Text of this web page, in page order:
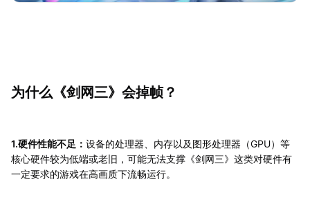
为什么《剑网三》会掉帧？
1.硬件性能不足： 设备的处理器、内存以及图形处理器（GPU）等
核心硬件较为低端或老旧，可能无法支撑《剑网三》这类对硬件有
一定要求的游戏在高画质下流畅运行。